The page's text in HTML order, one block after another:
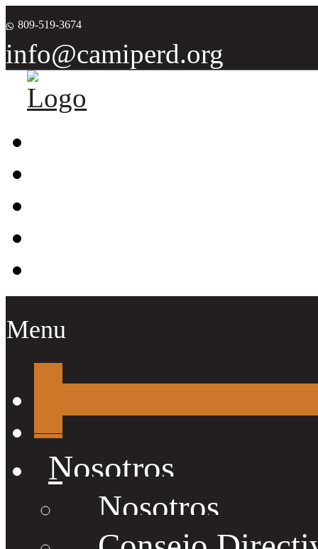
809-519-3674
info@camiperd.org
Menu
Nosotros
Nosotros